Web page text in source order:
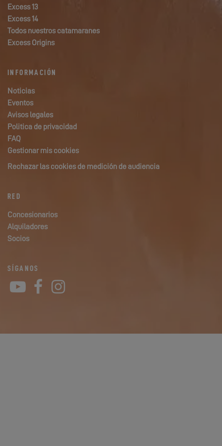
Excess 13
Excess 14
Todos nuestros catamaranes
Excess Origins
INFORMACIÓN
Noticias
Eventos
Avisos legales
Politica de privacidad
FAQ
Gestionar mis cookies
Rechazar las cookies de medición de audiencia
RED
Concesionarios
Alquiladores
Socios
SÍGANOS
YouTube
Facebook
Instagram